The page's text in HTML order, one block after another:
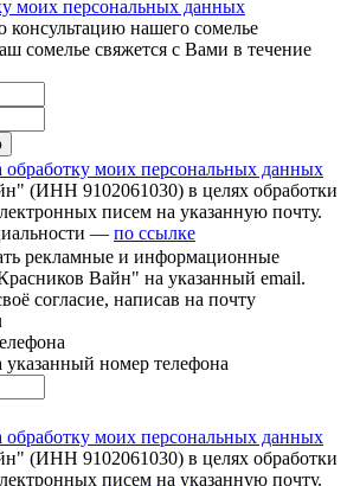
моих персональных данных
консультацию нашего сомелье
сомелье свяжется с Вами в течение
обработку моих персональных данных
(ИНН 9102061030) в целях обработки
писем на указанную почту.
— по ссылке
рекламные и информационные
Вайн" на указанный email.
согласие, написав на почту
номер телефона
обработку моих персональных данных
(ИНН 9102061030) в целях обработки
писем на указанную почту.